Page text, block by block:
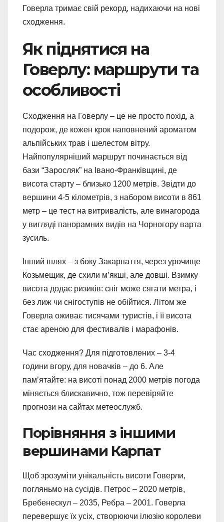
Говерла тримає свій рекорд, надихаючи на нові
сходження.
Як піднятися на
Говерлу: маршрути та
особливості
Сходження на Говерлу – це не просто похід, а
подорож, де кожен крок наповнений ароматом
альпійських трав і шелестом вітру.
Найпопулярніший маршрут починається від
бази “Заросляк” на Івано-Франківщині, де
висота старту – близько 1200 метрів. Звідти до
вершини 4-5 кілометрів, з набором висоти в 861
метр – це тест на витривалість, але винагорода
у вигляді панорамних видів на Чорногору варта
зусиль.
Інший шлях – з боку Закарпаття, через урочище
Козьмещик, де схили м’якші, але довші. Взимку
висота додає ризиків: сніг може сягати метра, і
без лиж чи снігоступів не обійтися. Літом же
Говерла оживає тисячами туристів, і її висота
стає ареною для фестивалів і марафонів.
Час сходження? Для підготовлених – 3-4
години вгору, для новачків – до 6. Але
пам’ятайте: на висоті понад 2000 метрів погода
міняється блискавично, тож перевіряйте
прогнози на сайтах метеослужб.
Порівняння з іншими
вершинами Карпат
Щоб зрозуміти унікальність висоти Говерли,
погляньмо на сусідів. Петрос – 2020 метрів,
Бребенескул – 2035, Ребра – 2001. Говерла
перевершує їх усіх, створюючи ілюзію королеви